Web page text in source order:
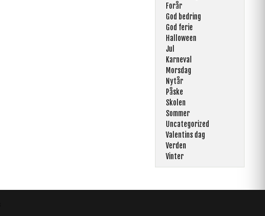
Forår
God bedring
God ferie
Halloween
Jul
Karneval
Morsdag
Nytår
Påske
Skolen
Sommer
Uncategorized
Valentins dag
Verden
Vinter